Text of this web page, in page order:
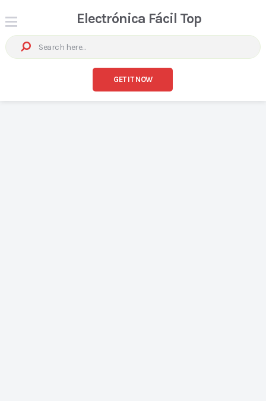
Electrónica Fácil Top
GET IT NOW